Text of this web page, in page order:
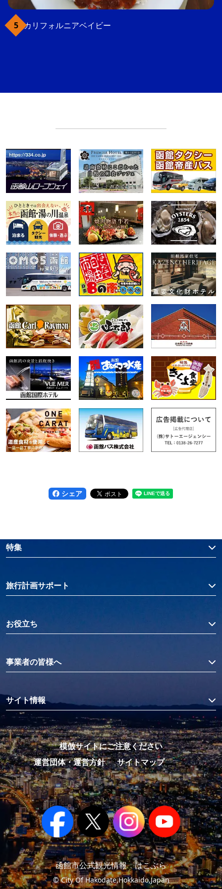
カリフォルニアベイビー
シェア
特集
旅行計画サポート
お役立ち
事業者の皆様へ
サイト情報
模倣サイトにご注意ください
運営団体・運営方針
サイトマップ
函館市公式観光情報 はこぶら
© City Of Hakodate,Hokkaido,Japan